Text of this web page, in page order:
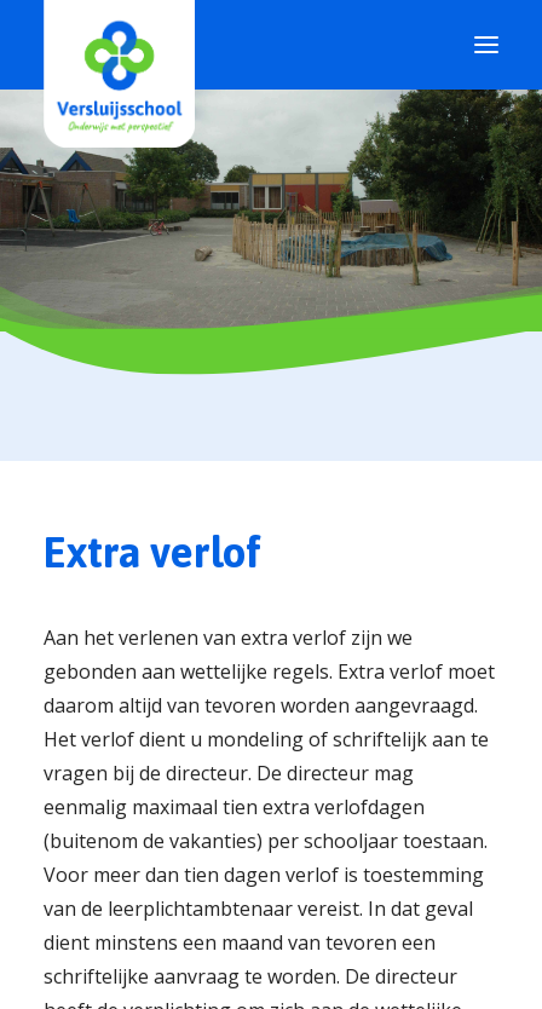
Onze school
Voor ouders
Voor leerlingen
Extra verlof
Aan het verlenen van extra verlof zijn we
gebonden aan wettelijke regels. Extra verlof moet
daarom altijd van tevoren worden aangevraagd.
Het verlof dient u mondeling of schriftelijk aan te
vragen bij de directeur. De directeur mag
eenmalig maximaal tien extra verlofdagen
(buitenom de vakanties) per schooljaar toestaan.
Voor meer dan tien dagen verlof is toestemming
van de leerplichtambtenaar vereist. In dat geval
dient minstens een maand van tevoren een
schriftelijke aanvraag te worden. De directeur